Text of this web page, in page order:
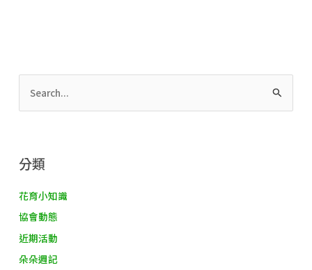
尋
字
分類
花育小知識
協會動態
近期活動
朵朵週記